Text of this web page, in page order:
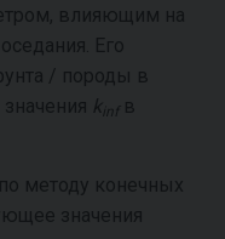
влияющим на
Его
/ породы в
значения kinf в
методу конечных
значения